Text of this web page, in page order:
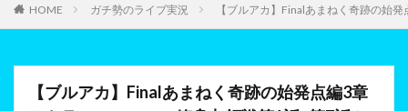
HOME ガチ勢のライブ実況 【ブルアカ】Finalあまねく奇跡の始
【ブルアカ】Finalあまねく奇跡の始発点編3章